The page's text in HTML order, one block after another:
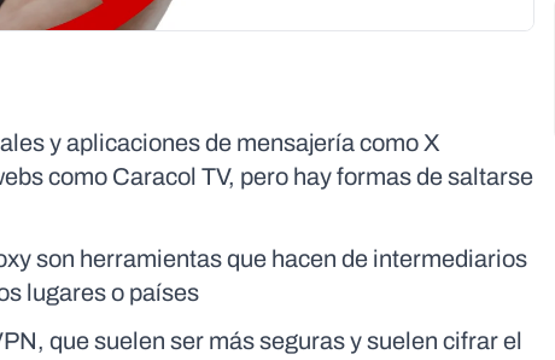
y aplicaciones de mensajería como X
como Caracol TV, pero hay formas de saltarse
son herramientas que hacen de intermediarios
lugares o países
que suelen ser más seguras y suelen cifrar el